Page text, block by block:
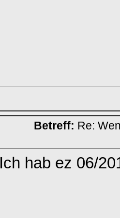
vergessen|Registrieren
Betreff: Re:
Ich hab ez 06/